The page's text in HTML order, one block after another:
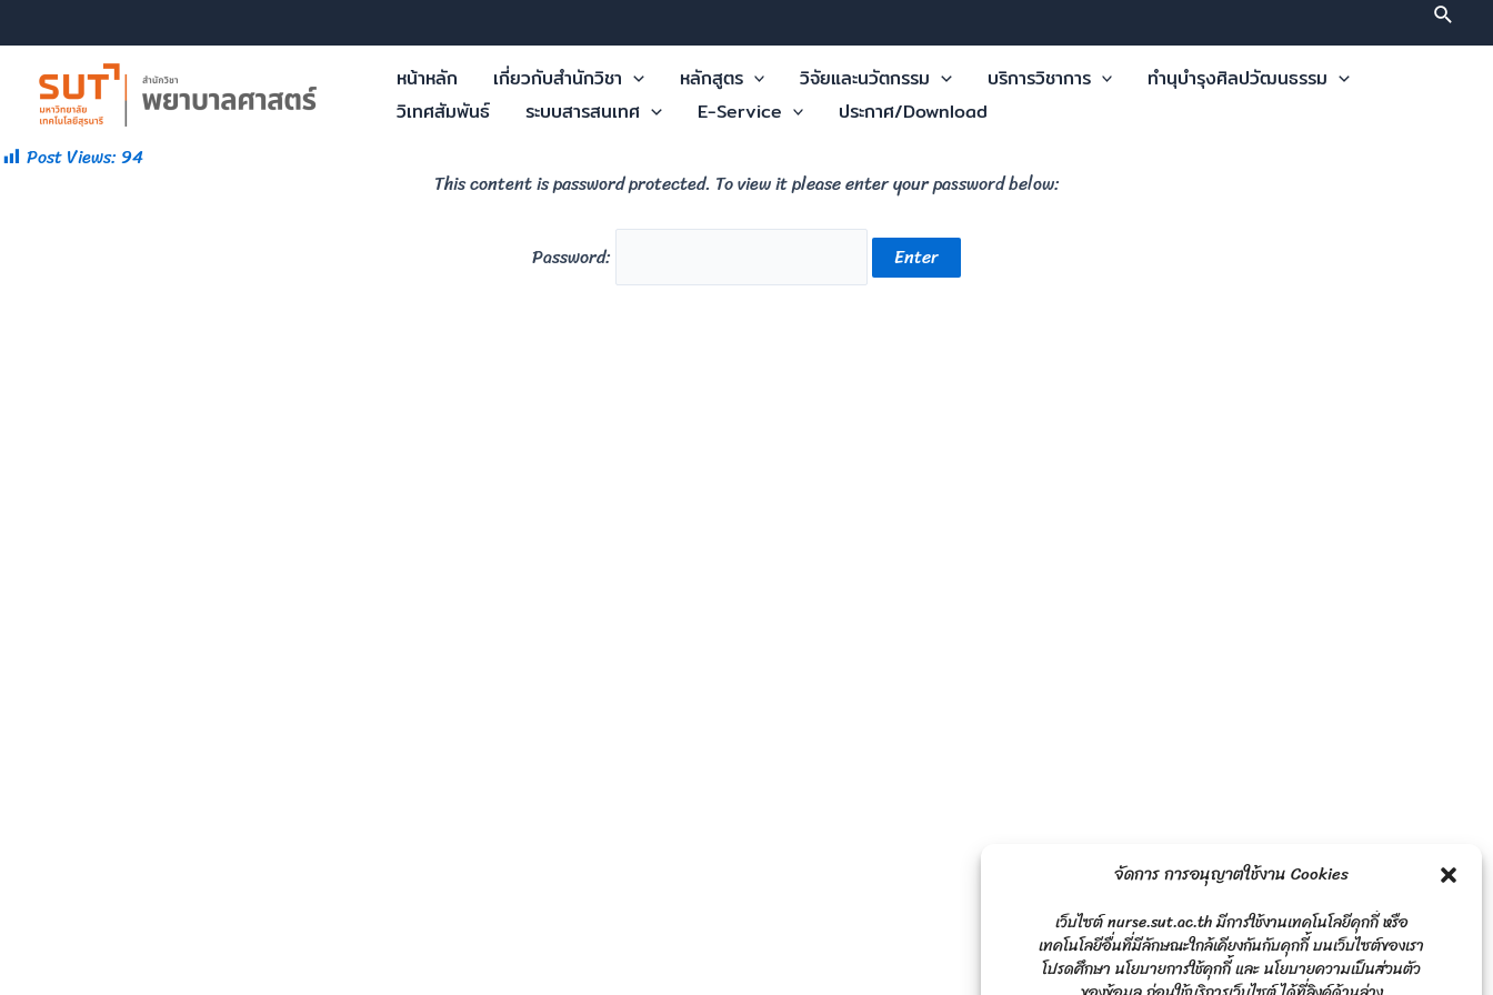
จัดการ การอนุญาตใช้งาน Cookies
เว็บไซต์ nurse.sut.ac.th มีการใช้งานเทคโนโลยีคุกกี้ หรือ
เทคโนโลยีอื่นที่มีลักษณะใกล้เคียงกันกับคุกกี้ บนเว็บไซต์ของเรา
โปรดศึกษา นโยบายการใช้คุกกี้ และ นโยบายความเป็นส่วนตัว
หน้าหลัก เกี่ยวกับสำนักวิชา หลักสูตร วิจัยและนวัตกรรม บริการวิชาการ
ทำนุบำรุงศิลปวัฒนธรรม
วิเทศสัมพันธ์
ระบบสารสนเทศ E-Service ประกาศ/Download
Post Views:94
This content is password protected. To view it please enter your password below:
Password: